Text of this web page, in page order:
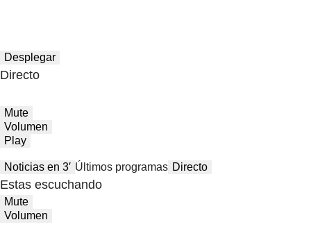
Desplegar
Directo
Mute
Volumen
Play
Noticias en 3′ Últimos programas Directo
Estas escuchando
Mute
Volumen